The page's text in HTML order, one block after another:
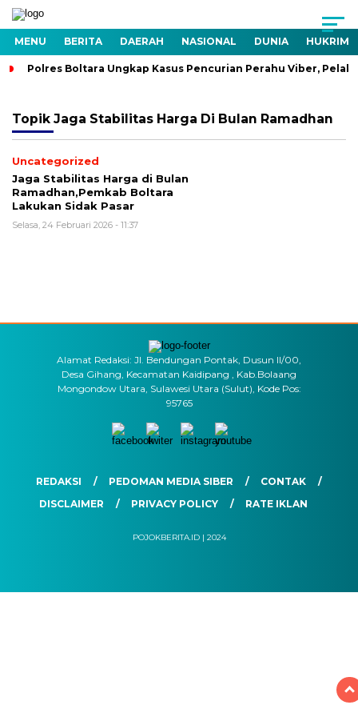
MENU BERITA DAERAH NASIONAL DUNIA HUKRIM
Polres Boltara Ungkap Kasus Pencurian Perahu Viber,
Topik Jaga Stabilitas Harga Di Bulan Ramadhan
Uncategorized
Jaga Stabilitas Harga di Bulan
Ramadhan,Pemkab Boltara
Lakukan Sidak Pasar
Selasa, 24 Februari 2026 - 11:37
Alamat Redaksi: Jl. Bendungan Pontak, Dusun II/00,
Desa Gihang, Kecamatan Kaidipang , Kab.Bolaang
Mongondow Utara, Sulawesi Utara (Sulut), Kode Pos:
95765
REDAKSI PEDOMAN MEDIA SIBER
CONTAK
DISCLAIMER
PRIVACY POLICY RATE IKLAN
POJOKBERITA.ID | 2024